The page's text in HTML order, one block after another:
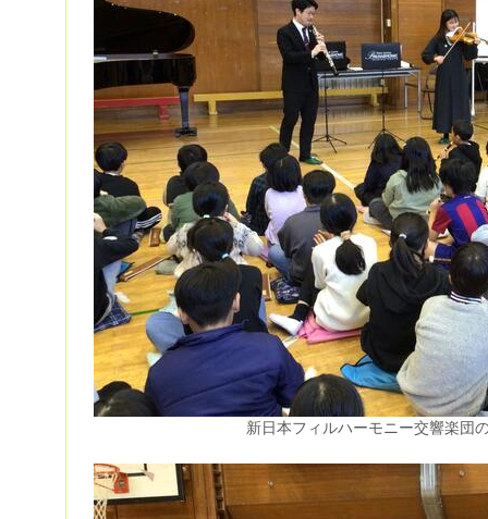
新日本フィルハーモニー交響楽団